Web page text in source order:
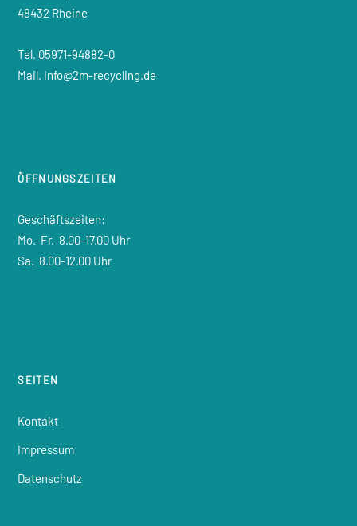
48432 Rheine
Tel. 05971-94882-0
Mail. info@2m-recycling.de
ÖFFNUNGSZEITEN
Geschäftszeiten:
Mo.-Fr. 8.00-17.00 Uhr
Sa. 8.00-12.00 Uhr
SEITEN
Kontakt
Impressum
Datenschutz